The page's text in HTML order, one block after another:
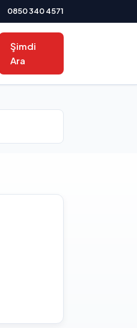
0850 340 4571
Şimdi
Ara